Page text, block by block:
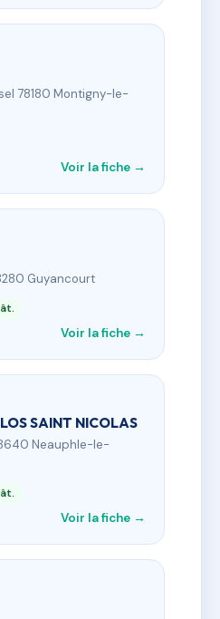
78180 Montigny-le-
Voir la fiche →
Guyancourt
Voir la fiche →
SAINT NICOLAS
Neauphle-le-
Voir la fiche →